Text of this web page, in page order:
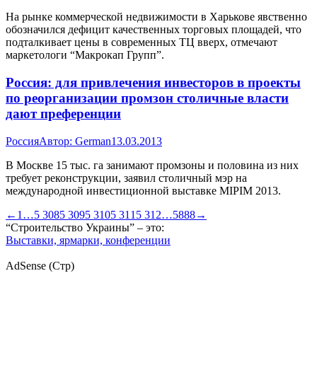
На рынке коммерческой недвижимости в Харькове явственно
обозначился дефицит качественных торговых площадей, что
подталкивает цены в современных ТЦ вверх, отмечают
маркетологи “Макрокап Групп”.
Россия: для привлечения инвесторов в проекты
по реорганизации промзон столичные власти
дают преференции
РоссияАвтор: German13.03.2013
В Москве 15 тыс. га занимают промзоны и половина из них
требует реконструкции, заявил столичный мэр на
международной инвестиционной выставке MIPIM 2013.
← 1 …5 3085 3095 3105 311 5 312…5888→
“Строительство Украины” – это:
Выставки, ярмарки, конференции
AdSense (Стр)